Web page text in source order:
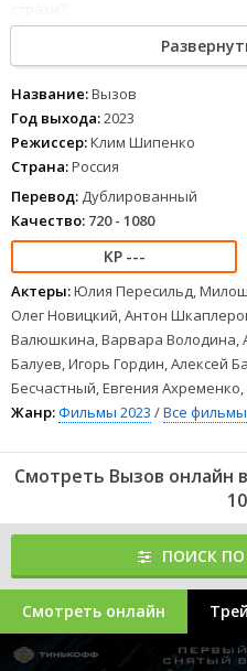
160 161 162163
172Вызов (2023) можно
HD 1080 и 4к с дублированным
Название:Вызов
Год выхода:2023
Режиссер:Клим Шипенко
Страна:Россия
Перевод: Дублированный
Качество: 720 - 1080
---
Актеры:Юлия Пересильд,
Олег Новицкий, Антон
Валюшкина, Варвара Володина,
Балуев, Игорь Гордин, Алексей
Бесчастный, Евгения
Жанр:Фильмы 2023 /Все фильмы
Смотреть Вызов онлайн
ПОИСК
Смотреть онлайн